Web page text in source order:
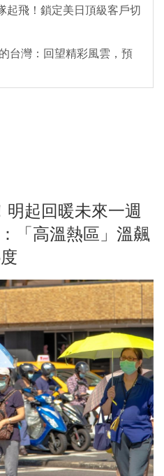
起飛！鎖定美日頂級客戶切
台灣：回望精彩風雲，預
明起回暖未來一週
「高溫熱區」溫飆